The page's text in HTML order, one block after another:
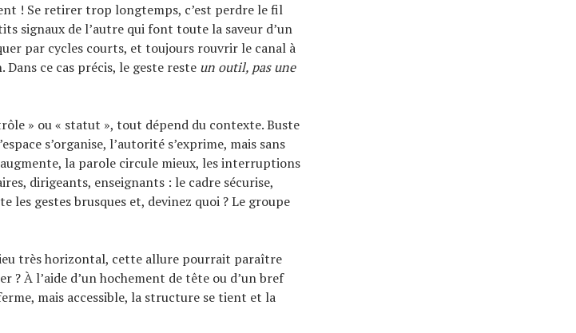
! Se retirer trop longtemps, c’est perdre le fil
signaux de l’autre qui font toute la saveur d’un
par cycles courts, et toujours rouvrir le canal à
ce cas précis, le geste reste un outil, pas une
» ou « statut », tout dépend du contexte. Buste
s’organise, l’autorité s’exprime, mais sans
la parole circule mieux, les interruptions
dirigeants, enseignants : le cadre sécurise,
les gestes brusques et, devinez quoi ? Le groupe
très horizontal, cette allure pourrait paraître
À l’aide d’un hochement de tête ou d’un bref
mais accessible, la structure se tient et la